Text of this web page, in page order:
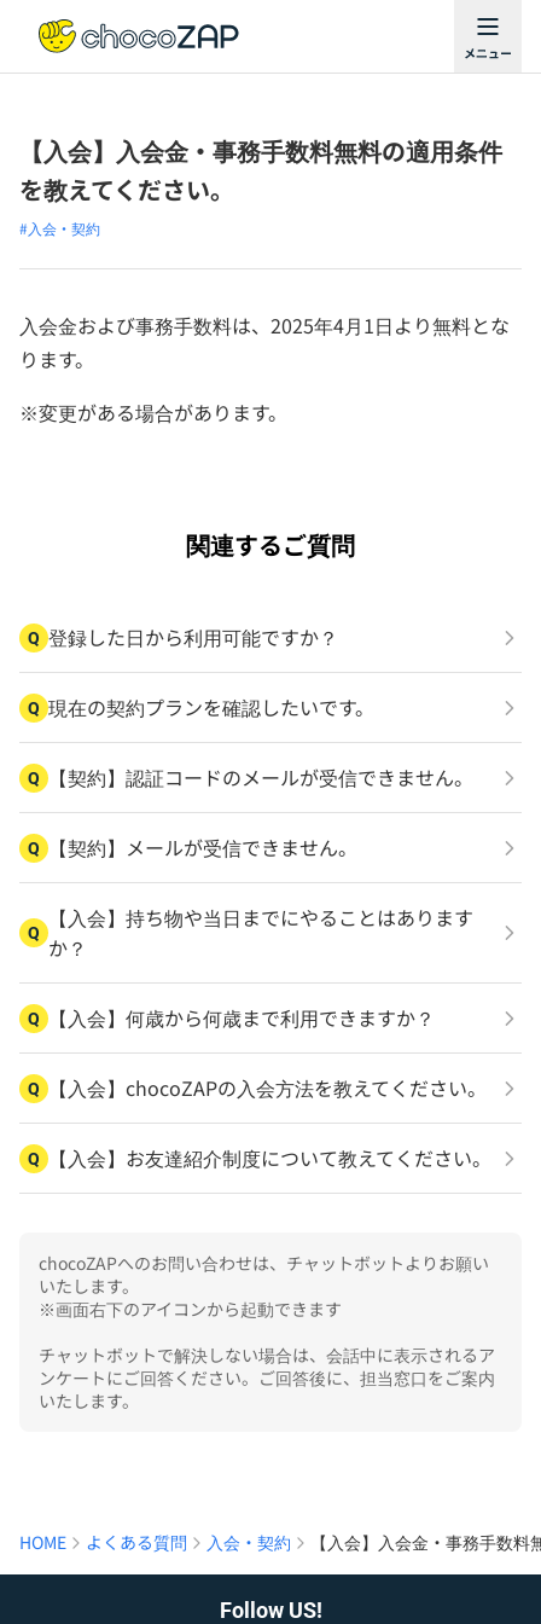
【入会】入会金・事務手数料無料の適用条件
を教えてください。
#入会・契約
入会金および事務手数料は、2025年4月1日より無料とな
ります。
※変更がある場合があります。
関連するご質問
Q 登録した日から利用可能ですか？
Q 現在の契約プランを確認したいです。
Q 【契約】認証コードのメールが受信できません。
Q 【契約】メールが受信できません。
Q
【入会】持ち物や当日までにやることはあります
か？
Q 【入会】何歳から何歳まで利用できますか？
Q 【入会】chocoZAPの入会方法を教えてください。
Q 【入会】お友達紹介制度について教えてください。
chocoZAPへのお問い合わせは、チャットボットよりお願い
いたします。
※画面右下のアイコンから起動できます
チャットボットで解決しない場合は、会話中に表示されるア
ンケートにご回答ください。ご回答後に、担当窓口をご案内
いたします。
HOME よくある質問 入会・契約 【入会】入会金・事務手数
Follow US!